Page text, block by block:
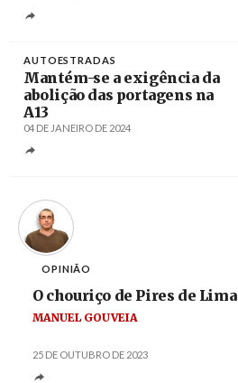
AUTOESTRADAS
Mantém-se a exigência da
abolição das portagens na
A13
04 DE JANEIRO DE 2024
OPINIÃO
O chouriço de Pires de Lima
MANUEL GOUVEIA
25 DE OUTUBRO DE 2023